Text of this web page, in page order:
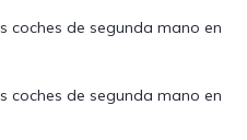
coches de segunda mano en
coches de segunda mano en